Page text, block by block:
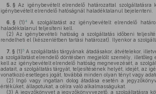
5. § Az igénybevételt elrendelő határozattal szolgáltatásra
igénybevételt elrendelő hatóságnál haladéktalanul bejelenteni.
6. § (1)4A szolgáltatást az igénybevételt elrendelő
haladéktalanul teljesíteni kell.
(2) Az igénybevételi hatóság a szolgáltatás időbeni
rendelheti el (készenlétben tartási határozat). Ilyenkor a
7. § (1)5A szolgáltatás tárgyának átadásakor, átvételekor,
a szolgáltatást elrendelő döntésben megjelölt személy,
kell az igénybevételt elrendelő hatóság megnevezését, a
adatait, a szolgáltatás tárgyát, teljesítésének helyét, idejét, az
vonatkozó esetleges jogát, továbbá minden olyan tényt vagy
(2) Ingó vagy ingatlan dolog átadása esetén a
értéküket, állapotukat, a célra való alkalmasságukat.
(3) A jegyzőkönyvet a jegyzőkönyvvezető, a szolgáltatásra